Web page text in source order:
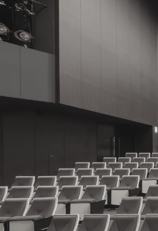
最新のお知らせ
すべて